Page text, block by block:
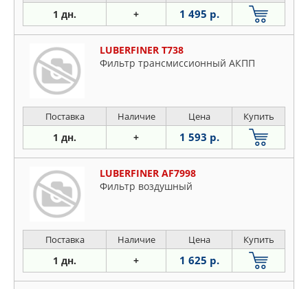
1 дн. + 1 495 р.
LUBERFINER T738
Фильтр трансмиссионный АКПП
Поставка Наличие Цена Купить
1 дн. + 1 593 р.
LUBERFINER AF7998
Фильтр воздушный
Поставка Наличие Цена Купить
1 дн. + 1 625 р.